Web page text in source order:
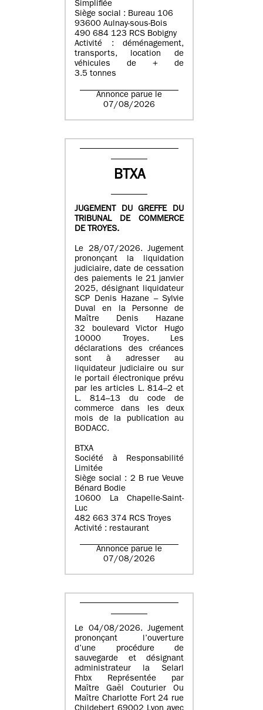
Simplifiée
Siège social : Bureau 106
93600 Aulnay-sous-Bois
490 684 123 RCS Bobigny
Activité : déménagement,
transports, location de
véhicules de + de
3.5 tonnes
Annonce parue le
07/08/2026
BTXA
JUGEMENT DU GREFFE DU
TRIBUNAL DE COMMERCE
DE TROYES.
Le 28/07/2026. Jugement
prononçant la liquidation
judiciaire, date de cessation
des paiements le 21 janvier
2025, désignant liquidateur
SCP Denis Hazane – Sylvie
Duval en la Personne de
Maître Denis Hazane
32 boulevard Victor Hugo
10000 Troyes. Les
déclarations des créances
sont à adresser au
liquidateur judiciaire ou sur
le portail électronique prévu
par les articles L. 814–2 et
L. 814–13 du code de
commerce dans les deux
mois de la publication au
BODACC.
BTXA
Société à Responsabilité
Limitée
Siège social : 2 B rue Veuve
Bénard Bodie
10600 La Chapelle-Saint-
Luc
482 663 374 RCS Troyes
Activité : restaurant
Annonce parue le
07/08/2026
Le 04/08/2026. Jugement
prononçant l’ouverture
d’une procédure de
sauvegarde et désignant
administrateur la Selarl
Fhbx Représentée par
Maître Gaël Couturier Ou
Maître Charlotte Fort 24 rue